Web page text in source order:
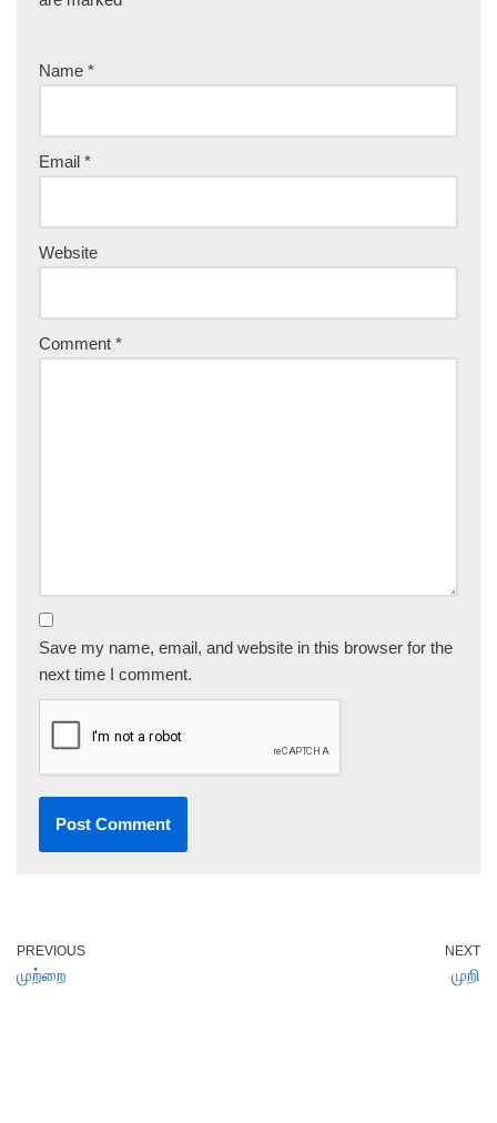
Name *
Email *
Website
Comment *
Save my name, email, and website in this browser for the
next time I comment.
PREVIOUS
முற்றை
NEXT
முறி